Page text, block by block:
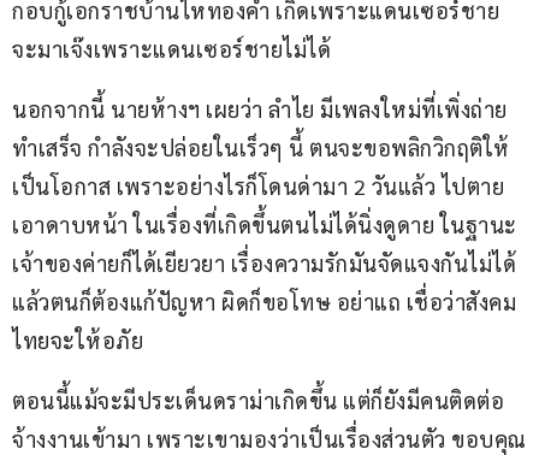
กอบกู้เอกราชบ้านไหทองคำ เกิดเพราะแดนเซอร์ชาย
จะมาเจ๊งเพราะแดนเซอร์ชายไม่ได้
นอกจากนี้ นายห้างฯ เผยว่า ลำไย มีเพลงใหม่ที่เพิ่งถ่าย
ทำเสร็จ กำลังจะปล่อยในเร็วๆ นี้ ตนจะขอพลิกวิกฤติให้
เป็นโอกาส เพราะอย่างไรก็โดนด่ามา 2 วันแล้ว ไปตาย
เอาดาบหน้า ในเรื่องที่เกิดขึ้นตนไม่ได้นิ่งดูดาย ในฐานะ
เจ้าของค่ายก็ได้เยียวยา เรื่องความรักมันจัดแจงกันไม่ได้
แล้วตนก็ต้องแก้ปัญหา ผิดก็ขอโทษ อย่าแถ เชื่อว่าสังคม
ไทยจะให้อภัย
ตอนนี้แม้จะมีประเด็นดราม่าเกิดขึ้น แต่ก็ยังมีคนติดต่อ
จ้างงานเข้ามา เพราะเขามองว่าเป็นเรื่องส่วนตัว ขอบคุณ